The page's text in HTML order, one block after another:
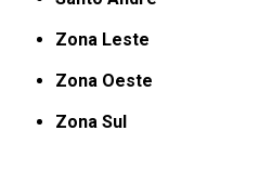
Zona Leste
Zona Oeste
Zona Sul